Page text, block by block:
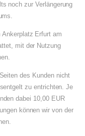
noch zur Verlängerung
Erfurt am
mit der Nutzung
des Kunden nicht
zu entrichten. Je
dabei 10,00 EUR
können wir von der